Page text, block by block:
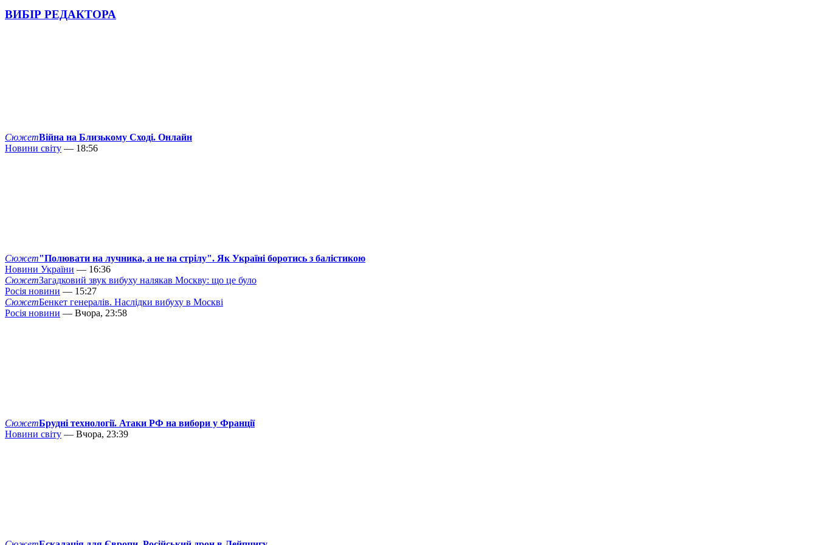
ВИБІР РЕДАКТОРА
СюжетВійна на Близькому Сході. Онлайн
Новини світу — 18:56
Сюжет"Полювати на лучника, а не на стрілу". Як Україні боротись з балістикою
Новини України — 16:36
СюжетЗагадковий звук вибуху налякав Москву: що це було
Росія новини — 15:27
СюжетБенкет генералів. Наслідки вибуху в Москві
Росія новини — Вчора, 23:58
СюжетБрудні технології. Атаки РФ на вибори у Франції
Новини світу — Вчора, 23:39